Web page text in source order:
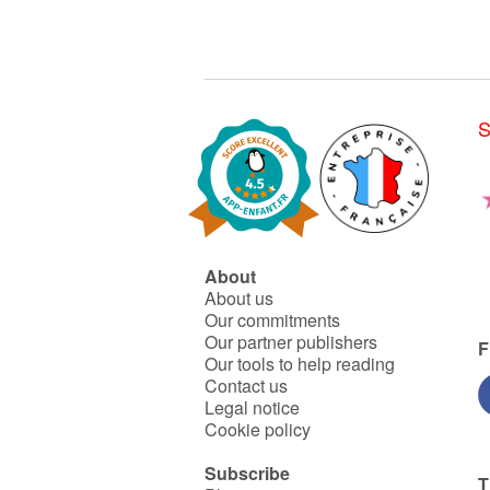
(ou presque) sur le monde
About
About us
Our commitments
Our partner publishers
Our tools to help reading
Contact us
Legal notice
Cookie policy
Subscribe